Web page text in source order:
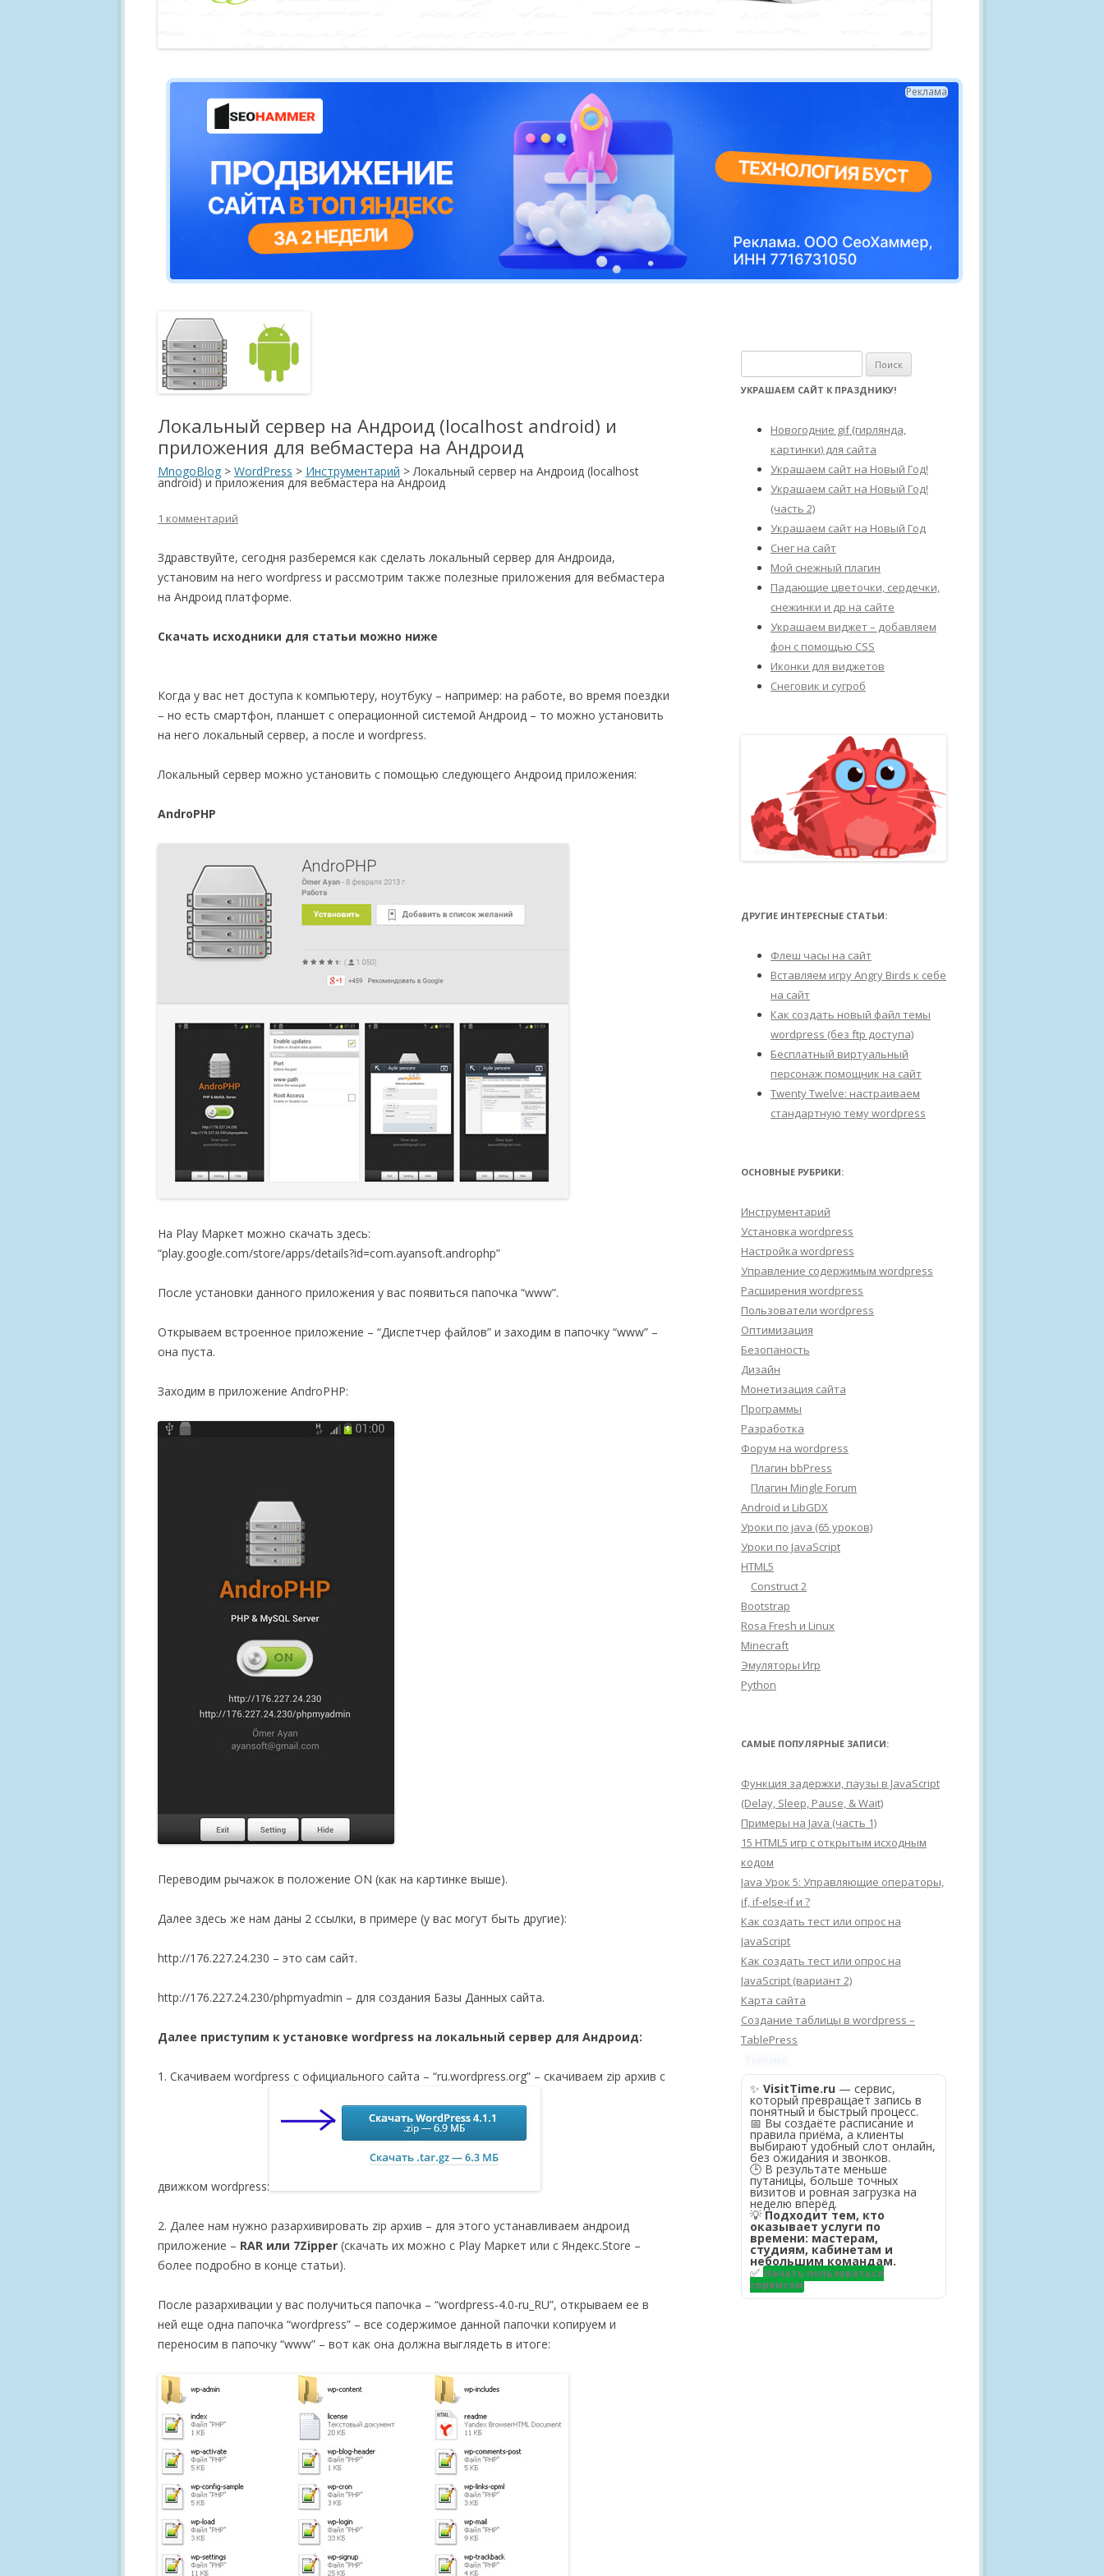
Реклама
Локальный сервер на Андроид (localhost android) и
приложения для вебмастера на Андроид
MnogoBlog > WordPress > Инструментарий >Локальный сервер на Андроид (localhost
android) и приложения для вебмастера на Андроид
1 комментарий
Здравствуйте, сегодня разберемся как сделать локальный сервер для Андроида,
установим на него wordpress и рассмотрим также полезные приложения для вебмастера
на Андроид платформе.
Скачать исходники для статьи можно ниже
Когда у вас нет доступа к компьютеру, ноутбуку – например: на работе, во время поездки
– но есть смартфон, планшет с операционной системой Андроид – то можно установить
на него локальный сервер, а после и wordpress.
Локальный сервер можно установить с помощью следующего Андроид приложения:
AndroPHP
На Play Маркет можно скачать здесь:
“play.google.com/store/apps/details?id=com.ayansoft.androphp”
После установки данного приложения у вас появиться папочка “www”.
Открываем встроенное приложение – “Диспетчер файлов” и заходим в папочку “www” –
она пуста.
Заходим в приложение AndroPHP:
Переводим рычажок в положение ON (как на картинке выше).
Далее здесь же нам даны 2 ссылки, в примере (у вас могут быть другие):
http://176.227.24.230 – это сам сайт.
http://176.227.24.230/phpmyadmin – для создания Базы Данных сайта.
Далее приступим к установке wordpress на локальный сервер для Андроид:
1. Скачиваем wordpress с официального сайта – “ru.wordpress.org” – скачиваем zip архив с
движком wordpress:
2. Далее нам нужно разархивировать zip архив – для этого устанавливаем андроид
приложение – RAR или 7Zipper (скачать их можно с Play Маркет или с Яндекс.Store –
более подробно в конце статьи).
После разархивации у вас получиться папочка – “wordpress-4.0-ru_RU”, открываем ее в
ней еще одна папочка “wordpress” – все содержимое данной папочки копируем и
переносим в папочку “www” – вот как она должна выглядеть в итоге:
а
УКРАШАЕМ САЙТ К ПРАЗДНИКУ!
Новогодние gif (гирлянда,
картинки) для сайта
Украшаем сайт на Новый Год!
Украшаем сайт на Новый Год!
(часть 2)
Украшаем сайт на Новый Год
Снег на сайт
Мой снежный плагин
Падающие цветочки, сердечки,
снежинки и др на сайте
Украшаем виджет – добавляем
фон с помощью CSS
Иконки для виджетов
Снеговик и сугроб
ДРУГИЕ ИНТЕРЕСНЫЕ СТАТЬИ:
Флеш часы на сайт
Вставляем игру Angry Birds к себе
на сайт
Как создать новый файл темы
wordpress (без ftp доступа)
Бесплатный виртуальный
персонаж помощник на сайт
Twenty Twelve: настраиваем
стандартную тему wordpress
ОСНОВНЫЕ РУБРИКИ:
Инструментарий
Установка wordpress
Настройка wordpress
Управление содержимым wordpress
Расширения wordpress
Пользователи wordpress
Оптимизация
Безопаность
Дизайн
Монетизация сайта
Программы
Разработка
Форум на wordpress
Плагин bbPress
Плагин Mingle Forum
Android и LibGDX
Уроки по java (65 уроков)
Уроки по JavaScript
HTML5
Construct 2
Bootstrap
Rosa Fresh и Linux
Minecraft
Эмуляторы Игр
Python
САМЫЕ ПОПУЛЯРНЫЕ ЗАПИСИ:
Функция задержки, паузы в JavaScript
(Delay, Sleep, Pause, & Wait)
Примеры на Java (часть 1)
15 HTML5 игр с открытым исходным
кодом
Java Урок 5: Управляющие операторы,
if, if-else-if и ?
Как создать тест или опрос на
JavaScript
Как создать тест или опрос на
JavaScript (вариант 2)
Карта сайта
Создание таблицы в wordpress –
TablePress
✨ VisitTime.ru — сервис,
который превращает запись в
понятный и быстрый процесс.
📅 Вы создаёте расписание и
правила приёма, а клиенты
выбирают удобный слот онлайн,
без ожидания и звонков.
🕒 В результате меньше
путаницы, больше точных
визитов и ровная загрузка на
неделю вперёд.
💡Подходит тем, кто
оказывает услуги по
времени: мастерам,
студиям, кабинетам и
небольшим командам.
✅ Начать пользоваться
сервисом